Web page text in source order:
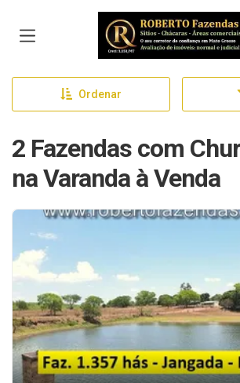
Página inicial
Ordenar
2 Fazendas com
na Varanda à Venda